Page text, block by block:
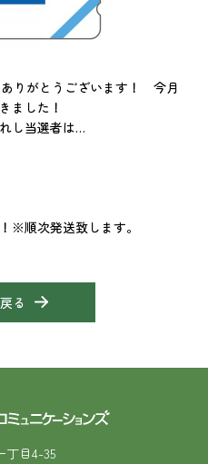
りがとうございます！ 今月
ました！
し当選者は…
※順次発送致します。
る
丁目4-35